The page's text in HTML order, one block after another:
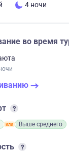
4 ночи
во время
Выше среднего